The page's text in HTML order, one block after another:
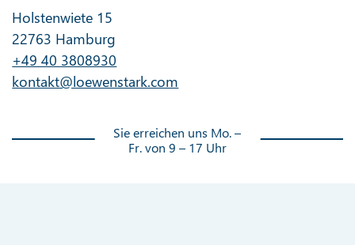
Holstenwiete 15
22763 Hamburg
+49 40 3808930
kontakt@loewenstark.com
Sie erreichen uns Mo. –
Fr. von 9 – 17 Uhr